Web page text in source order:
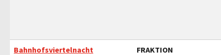
Bahnhofsviertelnacht FRAKTION